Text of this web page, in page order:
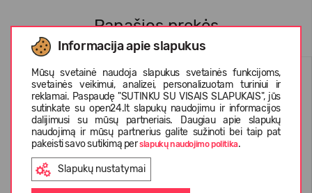
Informacija apie slapukus
Mūsų svetainė naudoja slapukus svetainės funkcijoms,
svetainės veikimui, analizei, personalizuotam turiniui ir
reklamai. Paspaudę "SUTINKU SU VISAIS SLAPUKAIS", jūs
sutinkate su open24.lt slapukų naudojimu ir informacijos
dalijimusi su mūsų partneriais. Daugiau apie slapukų
naudojimą ir mūsų partnerius galite sužinoti bei taip pat
pakeisti savo sutikimą perslapukų naudojimo politika.
Slapukų nustatymai
Panašios prekės